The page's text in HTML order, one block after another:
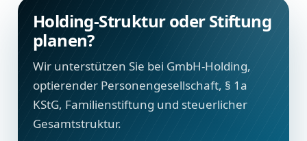
Holding-Struktur oder Stiftung
planen?
Wir unterstützen Sie bei GmbH-Holding,
optierender Personengesellschaft, § 1a
KStG, Familienstiftung und steuerlicher
Gesamtstruktur.